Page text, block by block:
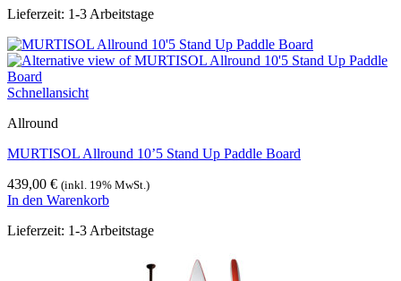
Produkt
mehrere
Varianten
auf.
Die
können
der
Produktseite
gewählt
werden
Lieferzeit: 1-3 Arbeitstage
Schnellansicht
Allround
MURTISOL Allround 10’5 Stand Up Paddle Board
439,00 € (inkl. 19% MwSt.)
In den Warenkorb
Lieferzeit: 1-3 Arbeitstage